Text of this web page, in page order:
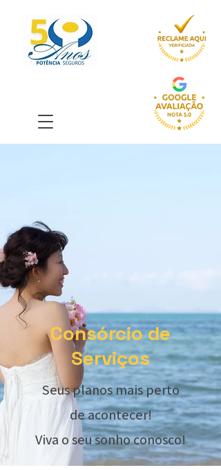
Consórcio de
Serviços
Seus planos mais perto
de acontecer!
Viva o seu sonho conosco!